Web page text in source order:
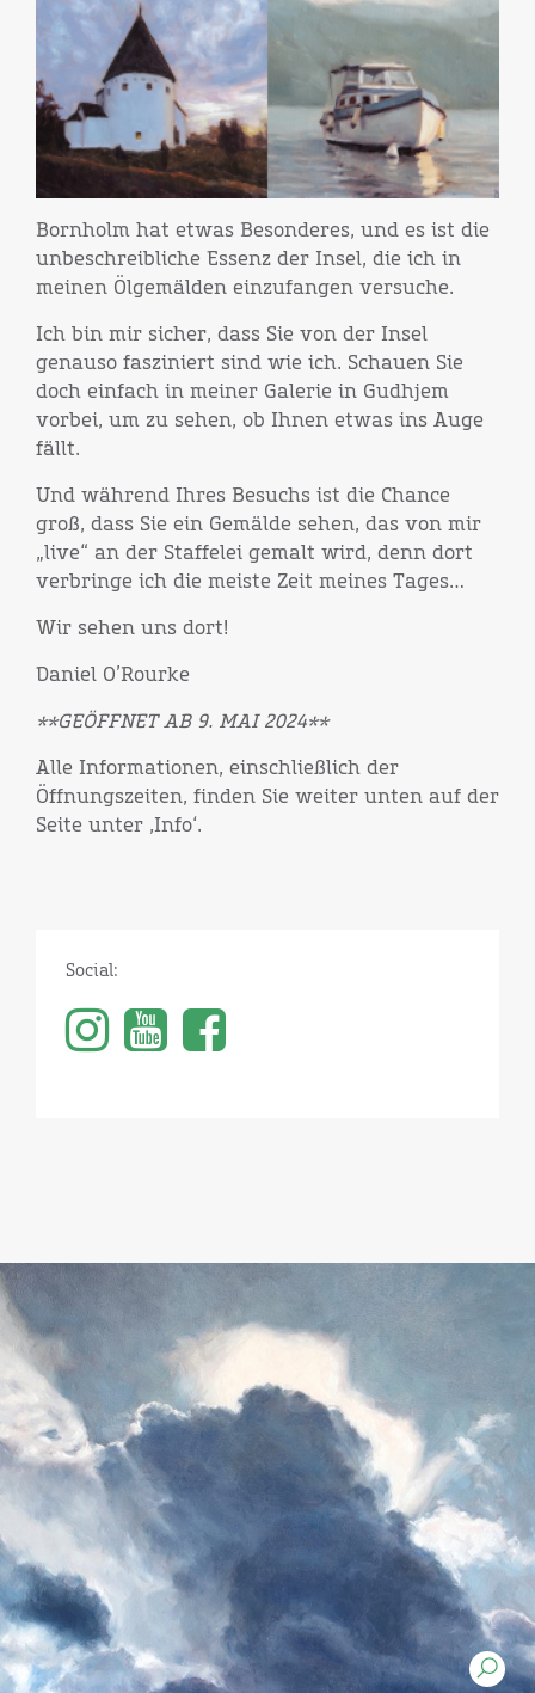
Bornholm hat etwas Besonderes, und es ist die
unbeschreibliche Essenz der Insel, die ich in
meinen Ölgemälden einzufangen versuche.
Ich bin mir sicher, dass Sie von der Insel
genauso fasziniert sind wie ich. Schauen Sie
doch einfach in meiner Galerie in Gudhjem
vorbei, um zu sehen, ob Ihnen etwas ins Auge
fällt.
Und während Ihres Besuchs ist die Chance
groß, dass Sie ein Gemälde sehen, das von mir
„live“ an der Staffelei gemalt wird, denn dort
verbringe ich die meiste Zeit meines Tages…
Wir sehen uns dort!
Daniel O’Rourke
**GEÖFFNET AB 9. MAI 2024**
Alle Informationen, einschließlich der
Öffnungszeiten, finden Sie weiter unten auf der
Seite unter ‚Info‘.
Social: